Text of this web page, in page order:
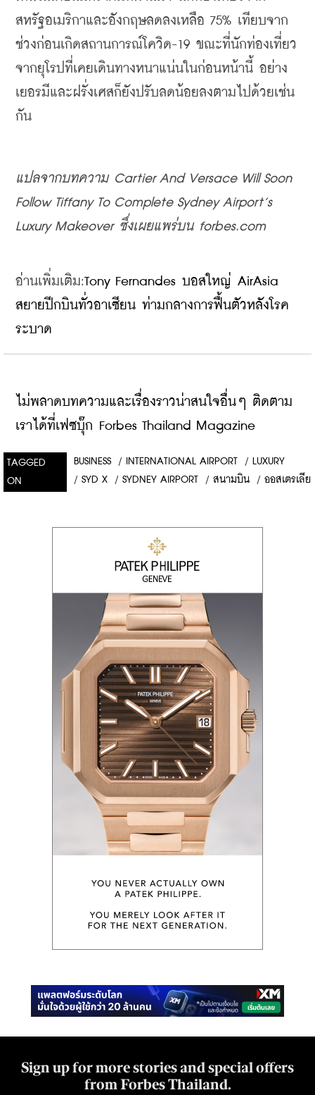
สหรัฐอเมริกาและอังกฤษลดลงเหลือ 75% เทียบจาก
ช่วงก่อนเกิดสถานการณ์โควิด-19 ขณะที่นักท่องเที่ยว
จากยุโรปที่เคยเดินทางหนาแน่นในก่อนหน้านี้ อย่าง
เยอรมีและฝรั่งเศสก็ยังปรับลดน้อยลงตามไปด้วยเช่น
กัน
แปลจากบทความ Cartier And Versace Will Soon
Follow Tiffany To Complete Sydney Airport’s
Luxury Makeover ซึ่งเผยแพร่บน forbes.com
อ่านเพิ่มเติม:Tony Fernandes บอสใหญ่ AirAsia
สยายปีกบินทั่วอาเซียน ท่ามกลางการฟื้นตัวหลังโรค
ระบาด
ไม่พลาดบทความและเรื่องราวน่าสนใจอื่นๆ ติดตาม
เราได้ที่เฟซบุ๊ก Forbes Thailand Magazine
TAGGED
ON
BUSINESS / INTERNATIONAL AIRPORT / LUXURY
/ SYD X / SYDNEY AIRPORT / สนามบิน / ออสเตรเลีย
Sign up for more stories and special offers
from Forbes Thailand.